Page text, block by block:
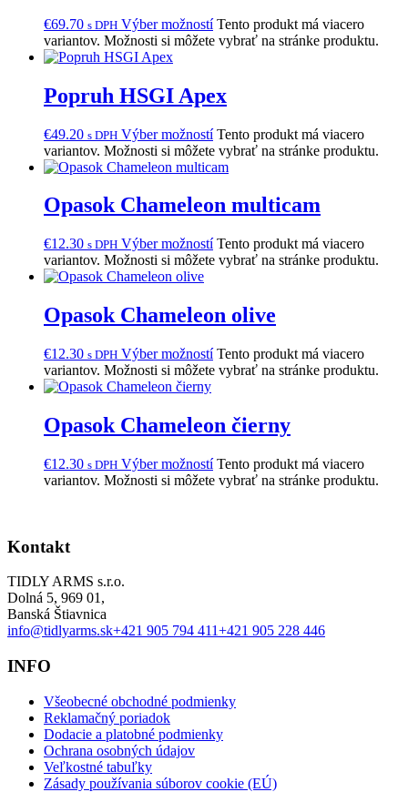
€69.70 s DPH Výber možností Tento produkt má viacero
variantov. Možnosti si môžete vybrať na stránke produktu.
Popruh HSGI Apex
€49.20 s DPH Výber možností Tento produkt má viacero
variantov. Možnosti si môžete vybrať na stránke produktu.
Opasok Chameleon multicam
€12.30 s DPH Výber možností Tento produkt má viacero
variantov. Možnosti si môžete vybrať na stránke produktu.
Opasok Chameleon olive
€12.30 s DPH Výber možností Tento produkt má viacero
variantov. Možnosti si môžete vybrať na stránke produktu.
Opasok Chameleon čierny
€12.30 s DPH Výber možností Tento produkt má viacero
variantov. Možnosti si môžete vybrať na stránke produktu.
Kontakt
TIDLY ARMS s.r.o.
Dolná 5, 969 01,
Banská Štiavnica
info@tidlyarms.sk+421 905 794 411+421 905 228 446
INFO
Všeobecné obchodné podmienky
Reklamačný poriadok
Dodacie a platobné podmienky
Ochrana osobných údajov
Veľkostné tabuľky
Zásady používania súborov cookie (EÚ)